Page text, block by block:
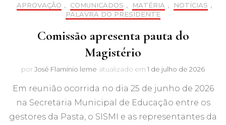
APROVAÇÃO , COMUNICADOS , MATÉRIA , NOTÍCIAS ,
PALAVRA DO PRESIDENTE
Comissão apresenta pauta do
Magistério
por José Flamínio leme atualizado em 1 de julho de 2026
Em reunião ocorrida no dia 25 de junho de 2026
na Secretaria Municipal de Educação entre os
gestores da Pasta, o SISMI e as representantes da